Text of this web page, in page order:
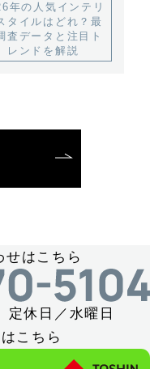
年の人気インテリ
タイルはどれ？最
査データと注目ト
レンドを解説
せはこちら
休日／水曜日
こちら